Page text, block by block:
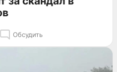
Обсудить